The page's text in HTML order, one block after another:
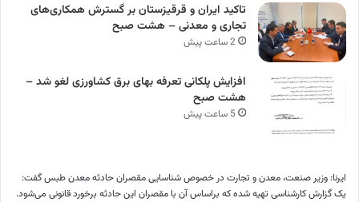
تاکید ایران و قرقیزستان بر گسترش همکاری‌های
تجاری و معدنی – هشت صبح
2 ساعت پیش
افزایش پلکانی تعرفه بهای برق کشاورزی لغو شد –
هشت صبح
5 ساعت پیش
ایرنا: وزیر صنعت، معدن و تجارت در خصوص شناسایی مقصران حادثه معدن طبس گفت:
یک گزارش کارشناسی تهیه شده که براساس آن با مقصران این حادثه برخورد قانونی می‌شود.